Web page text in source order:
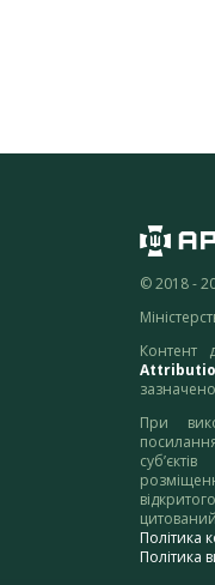
© 2018 -
Контент
При
Політика
Політика